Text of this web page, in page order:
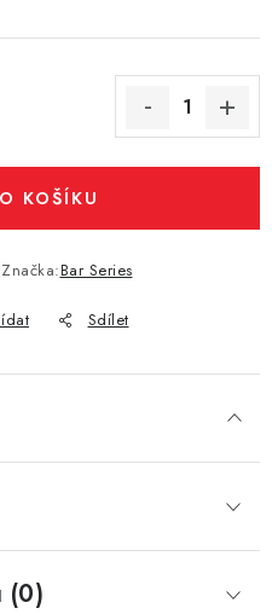
KOŠÍKU
Značka:Bar Series
Sdílet
(0)